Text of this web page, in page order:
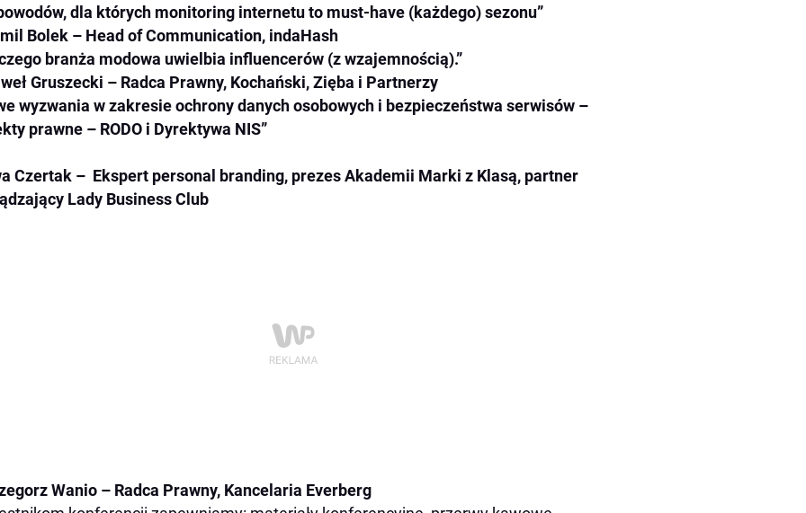
dla których monitoring internetu to must-have (każdego) sezonu”
Bolek – Head of Communication, indaHash
branża modowa uwielbia influencerów (z wzajemnością).”
Gruszecki – Radca Prawny, Kochański, Zięba i Partnerzy
wyzwania w zakresie ochrony danych osobowych i bezpieczeństwa serwisów –
prawne – RODO i Dyrektywa NIS”
Czertak – Ekspert personal branding, prezes Akademii Marki z Klasą, partner
Lady Business Club
Wanio – Radca Prawny, Kancelaria Everberg